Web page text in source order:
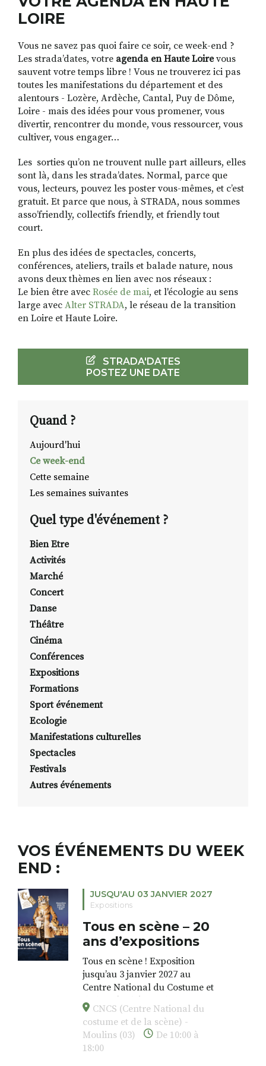
RECHERCHER
S'ABONNER
S'INSCRIRE À LA NEWSLETTER
FACEBOOKINSTAGRAM
LINKEDINYOUTUBE
LOIRE
Vous ne savez pas quoi faire ce soir, ce week-end ?
Les strada’dates, votre agenda en Haute Loirevous
sauvent votre temps libre ! Vous ne trouverez ici pas
toutes les manifestations du département et des
alentours - Lozère, Ardèche, Cantal, Puy de Dôme,
Loire - mais des idées pour vous promener, vous
divertir, rencontrer du monde, vous ressourcer, vous
cultiver, vous engager…
Les sorties qu’on ne trouvent nulle part ailleurs, elles
sont là, dans les strada’dates. Normal, parce que
vous, lecteurs, pouvez les poster vous-mêmes, et c’est
gratuit. Et parce que nous, à STRADA, nous sommes
asso’friendly, collectifs friendly, et friendly tout
court.
En plus des idées de spectacles, concerts,
conférences, ateliers, trails et balade nature, nous
avons deux thèmes en lien avec nos réseaux :
Le bien être avec Rosée de mai, et l'écologie au sens
large avec Alter STRADA, le réseau de la transition
en Loire et Haute Loire.
STRADA'DATES
POSTEZ UNE DATE
Quand ?
Aujourd'hui
Ce week-end
Cette semaine
Les semaines suivantes
Quel type d'événement ?
Bien Etre
Activités
Marché
Concert
Danse
Théâtre
Cinéma
Conférences
Expositions
Formations
Sport événement
Ecologie
Manifestations culturelles
Spectacles
Festivals
Autres événements
VOS ÉVÉNEMENTS DU WEEK
END :
JUSQU'AU 03 JANVIER 2027
Expositions
Tous en scène – 20
ans d’expositions
Tous en scène ! Exposition
jusqu’au 3 janvier 2027 au
Centre National du Costume et
de la Scène) à Moulins.
Pour célébrer les 20 ans de sa
création, le musée présente
dans une scénographie
CNCS (Centre National du
costume et de la scène) -
Moulins (03)
De 10:00 à
18:00